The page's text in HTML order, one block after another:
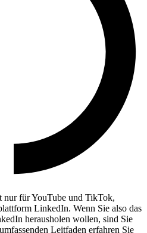
nur für YouTube und TikTok,
LinkedIn. Wenn Sie also das
herausholen wollen, sind Sie
Leitfaden erfahren Sie